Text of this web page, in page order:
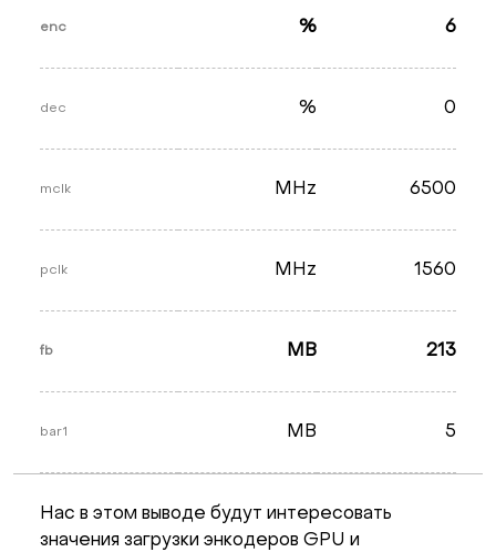
enc % 6
dec % 0
mclk MHz 6500
pclk MHz 1560
fb MB 213
bar1 MB 5
Нас в этом выводе будут интересовать
значения загрузки энкодеров GPU и